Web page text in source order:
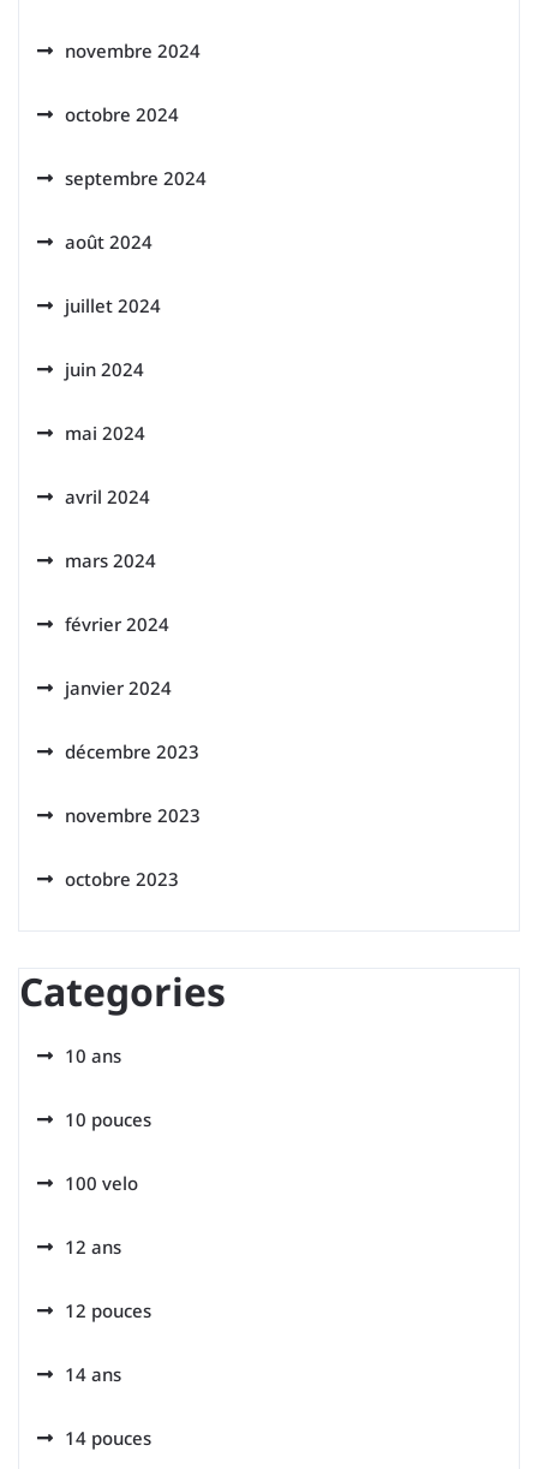
novembre 2024
octobre 2024
septembre 2024
août 2024
juillet 2024
juin 2024
mai 2024
avril 2024
mars 2024
février 2024
janvier 2024
décembre 2023
novembre 2023
octobre 2023
Categories
10 ans
10 pouces
100 velo
12 ans
12 pouces
14 ans
14 pouces